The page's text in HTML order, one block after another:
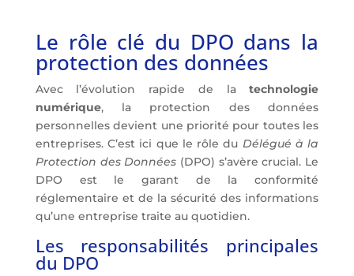
Le rôle clé du DPO dans la
protection des données
Avec l’évolution rapide de latechnologie
numérique, la protection des données
personnelles devient une priorité pour toutes les
entreprises. C’est ici que le rôle du Délégué à la
Protection des Données (DPO) s’avère crucial. Le
DPO est le garant de la conformité
réglementaire et de la sécurité des informations
qu’une entreprise traite au quotidien.
Les responsabilités principales
du DPO